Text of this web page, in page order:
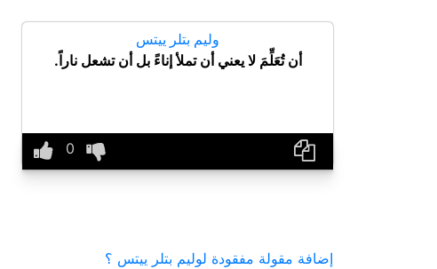
وليم بتلر ييتس
أن تُعَلِّمَ لا يعني أن تملأ إناءً بل أن تشعل ناراً.
إضافة مقولة مفقودة لوليم بتلر ييتس ؟